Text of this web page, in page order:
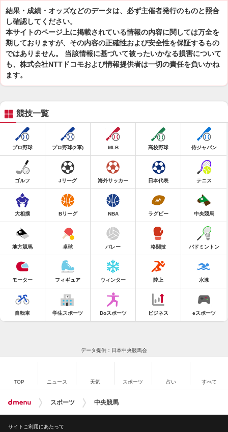
結果・成績・オッズなどのデータは、必ず主催者発行のものと照合
し確認してください。
本サイトのページ上に掲載されている情報の内容に関しては万全を
期しておりますが、その内容の正確性および安全性を保証するもの
ではありません。 当該情報に基づいて被ったいかなる損害について
も、株式会社NTTドコモおよび情報提供者は一切の責任を負いかね
ます。
競技一覧
プロ野球 プロ野球(2軍) MLB 高校野球 侍ジャパン
ゴルフ Jリーグ 海外サッカー 日本代表 テニス
大相撲 Bリーグ NBA ラグビー 中央競馬
地方競馬 卓球 バレー 格闘技 バドミントン
モーター フィギュア ウィンター 陸上 水泳
自転車 学生スポーツ Doスポーツ ビジネス eスポーツ
データ提供：日本中央競馬会
TOP ニュース 天気 スポーツ 占い すべて
スポーツ 中央競馬
サイトご利用にあたって